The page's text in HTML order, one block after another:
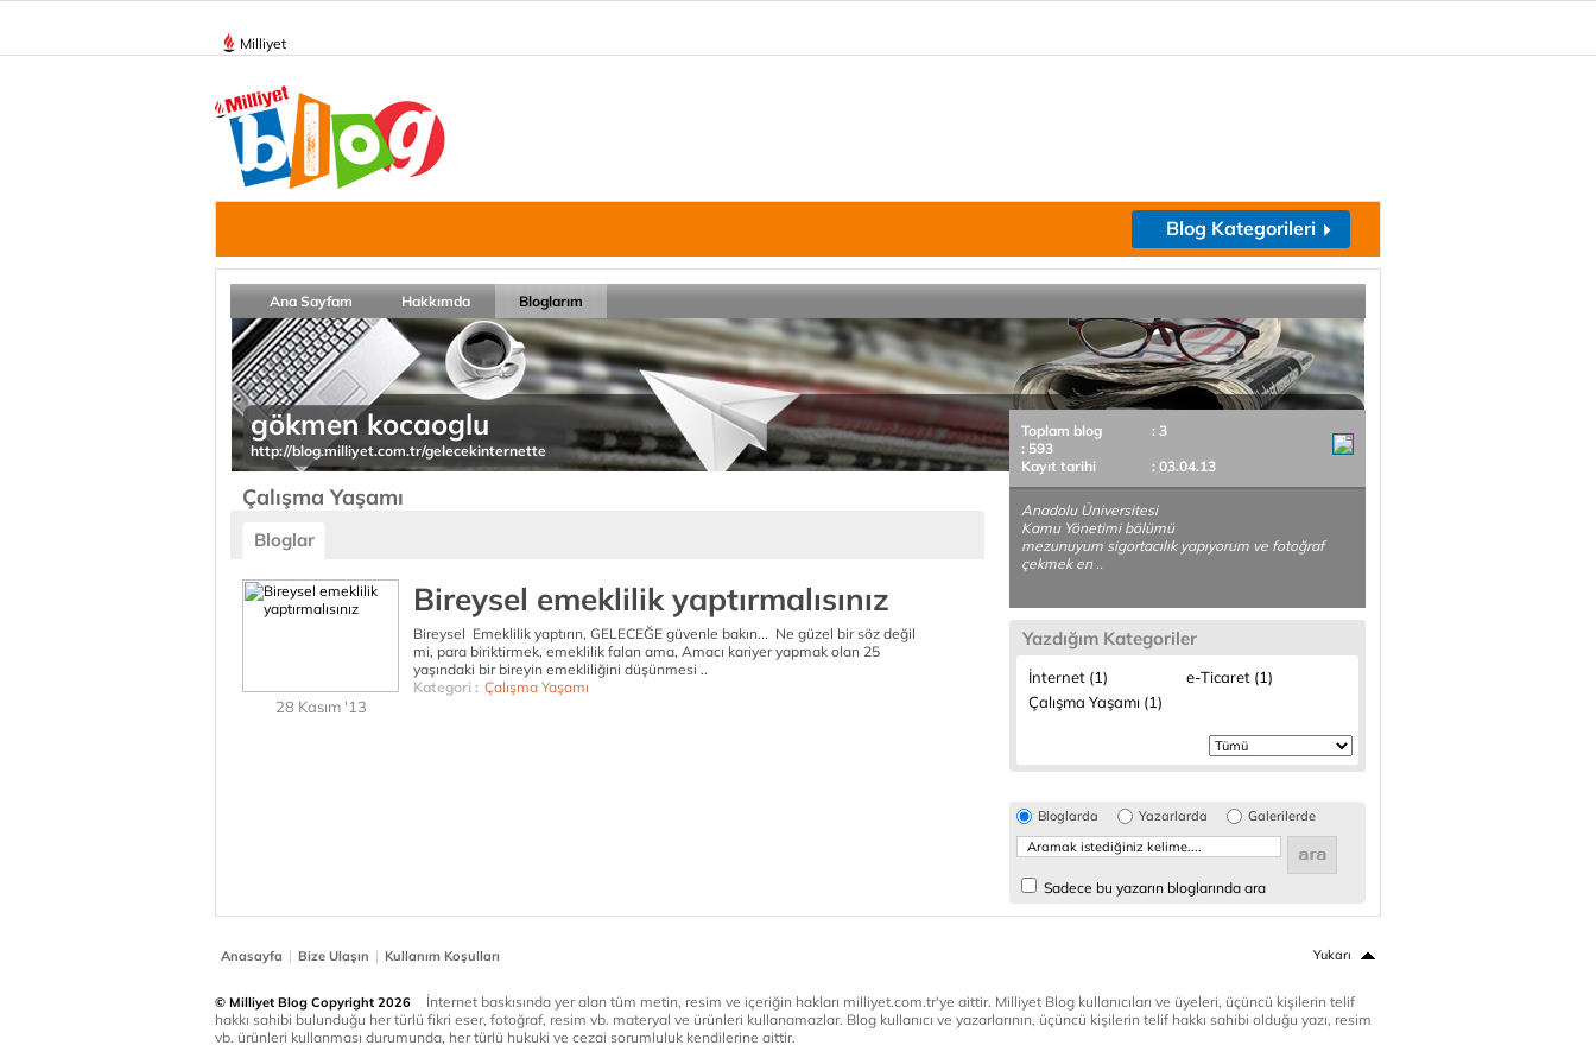
Milliyet
Blog Kategorileri
Ana Sayfam Hakkımda Bloglarım
gökmen kocaoglu
http://blog.milliyet.com.tr/gelecekinternette
Çalışma Yaşamı
Bloglar
28 Kasım '13
Bireysel emeklilik yaptırmalısınız
Bireysel Emeklilik yaptırın, GELECEĞE güvenle bakın... Ne güzel bir söz değil
mi, para biriktirmek, emeklilik falan ama, Amacı kariyer yapmak olan 25
yaşındaki bir bireyin emekliliğini düşünmesi ..
Kategori : Çalışma Yaşamı
Toplam blog
: 3
: 593
Kayıt tarihi
: 03.04.13
Anadolu Üniversitesi
Kamu Yönetimi bölümü
mezunuyum sigortacılık yapıyorum ve fotoğraf
çekmek en ..
Yazdığım Kategoriler
İnternet (1)
e-Ticaret (1)
Çalışma Yaşamı (1)
Bloglarda Yazarlarda Galerilerde
Sadece bu yazarın bloglarında ara
Anasayfa | Bize Ulaşın | Kullanım Koşulları Yukarı
© Milliyet Blog Copyright 2026
İnternet baskısında yer alan tüm metin, resim ve içeriğin hakları milliyet.com.tr'ye aittir. Milliyet Blog kullanıcıları ve üyeleri, üçüncü kişilerin telif
hakkı sahibi bulunduğu her türlü fikri eser, fotoğraf, resim vb. materyal ve ürünleri kullanamazlar. Blog kullanıcı ve yazarlarının, üçüncü kişilerin telif hakkı sahibi olduğu yazı, resim
vb. ürünleri kullanması durumunda, her türlü hukuki ve cezai sorumluluk kendilerine aittir.